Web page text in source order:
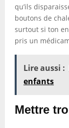
qu’ils
boutons de
surtout si ton
pris un
Lire aussi :
enfants
Mettre